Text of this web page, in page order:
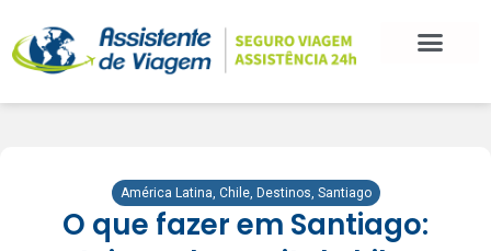
América Latina, Chile, Destinos, Santiago
O que fazer em Santiago: